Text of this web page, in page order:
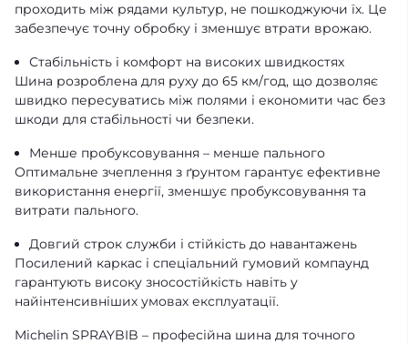
проходить між рядами культур, не пошкоджуючи їх. Це
забезпечує точну обробку і зменшує втрати врожаю.
Стабільність і комфорт на високих швидкостях
Шина розроблена для руху до 65 км/год, що дозволяє
швидко пересуватись між полями і економити час без
шкоди для стабільності чи безпеки.
Менше пробуксовування – менше пального
Оптимальне зчеплення з ґрунтом гарантує ефективне
використання енергії, зменшує пробуксовування та
витрати пального.
Довгий строк служби і стійкість до навантажень
Посилений каркас і спеціальний гумовий компаунд
гарантують високу зносостійкість навіть у
найінтенсивніших умовах експлуатації.
Michelin SPRAYBIB – професійна шина для точного